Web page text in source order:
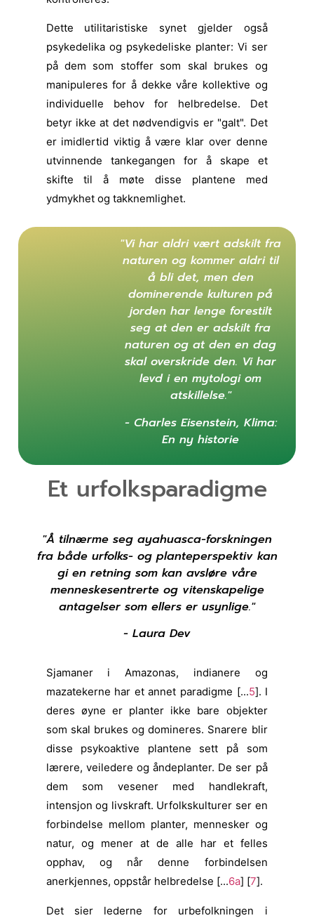
Dette utilitaristiske synet gjelder også
psykedelika og psykedeliske planter: Vi ser
på dem som stoffer som skal brukes og
manipuleres for å dekke våre kollektive og
individuelle behov for helbredelse. Det
betyr ikke at det nødvendigvis er "galt". Det
er imidlertid viktig å være klar over denne
utvinnende tankegangen for å skape et
skifte til å møte disse plantene med
ydmykhet og takknemlighet.
"Vi har aldri vært adskilt fra
naturen og kommer aldri til
å bli det, men den
dominerende kulturen på
jorden har lenge forestilt
seg at den er adskilt fra
naturen og at den en dag
skal overskride den. Vi har
levd i en mytologi om
atskillelse."
- Charles Eisenstein, Klima:
En ny historie
Et urfolksparadigme
"Å tilnærme seg ayahuasca-forskningen
fra både urfolks- og planteperspektiv kan
gi en retning som kan avsløre våre
menneskesentrerte og vitenskapelige
antagelser som ellers er usynlige."
- Laura Dev
Sjamaner i Amazonas, indianere og
mazatekerne har et annet paradigme [...5]. I
deres øyne er planter ikke bare objekter
som skal brukes og domineres. Snarere blir
disse psykoaktive plantene sett på som
lærere, veiledere og åndeplanter. De ser på
dem som vesener med handlekraft,
intensjon og livskraft. Urfolkskulturer ser en
forbindelse mellom planter, mennesker og
natur, og mener at de alle har et felles
opphav, og når denne forbindelsen
anerkjennes, oppstår helbredelse [...6a] [7].
Det sier lederne for urbefolkningen i